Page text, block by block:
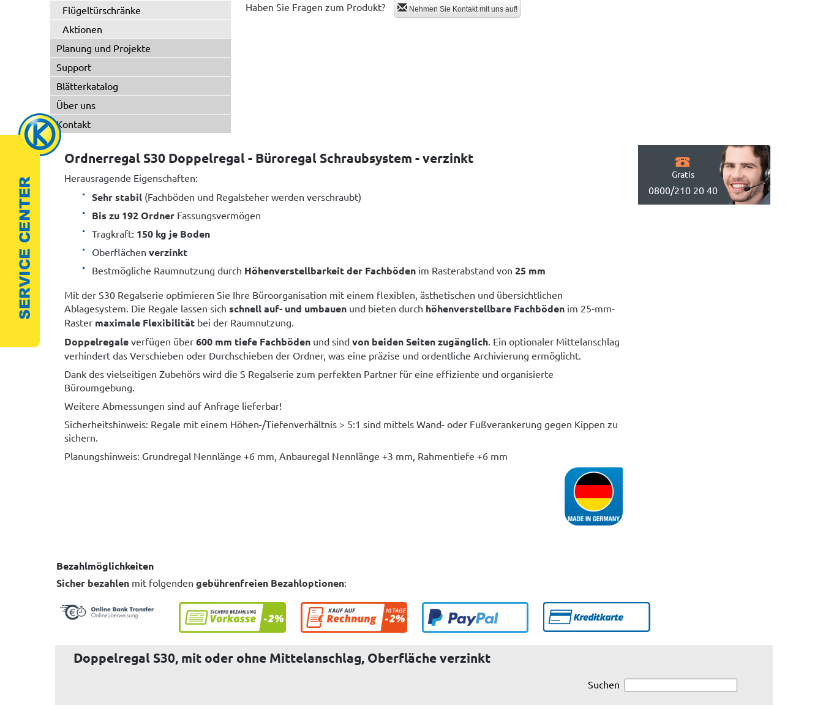
Flügeltürschränke
Aktionen
Planung und Projekte
Support
Blätterkatalog
Über uns
Kontakt
Haben Sie Fragen zum Produkt? Nehmen Sie Kontakt mit uns auf!
Ordnerregal S30 Doppelregal - Büroregal Schraubsystem - verzinkt
Herausragende Eigenschaften:
Sehr stabil(Fachböden und Regalsteher werden verschraubt)
Bis zu 192 OrdnerFassungsvermögen
Tragkraft: 150 kg je Boden
Oberflächen verzinkt
Bestmögliche Raumnutzung durch Höhenverstellbarkeit der Fachbödenim Rasterabstand von 25 mm
Mit der S30 Regalserie optimieren Sie Ihre Büroorganisation mit einem flexiblen, ästhetischen und übersichtlichen
Ablagesystem. Die Regale lassen sich schnell auf- und umbauen und bieten durch höhenverstellbare Fachböden im 25-mm-
Raster maximale Flexibilität bei der Raumnutzung.
Doppelregale verfügen über 600 mm tiefe Fachböden und sind von beiden Seiten zugänglich . Ein optionaler Mittelanschlag
verhindert das Verschieben oder Durchschieben der Ordner, was eine präzise und ordentliche Archivierung ermöglicht.
Dank des vielseitigen Zubehörs wird die S Regalserie zum perfekten Partner für eine effiziente und organisierte
Büroumgebung.
Weitere Abmessungen sind auf Anfrage lieferbar!
Sicherheitshinweis: Regale mit einem Höhen-/Tiefenverhältnis > 5:1 sind mittels Wand- oder Fußverankerung gegen Kippen zu
sichern.
Planungshinweis: Grundregal Nennlänge +6 mm, Anbauregal Nennlänge +3 mm, Rahmentiefe +6 mm
Gratis
0800/210 20 40
Bezahlmöglichkeiten
Sicher bezahlen mit folgenden gebührenfreien Bezahloptionen:
Doppelregal S30, mit oder ohne Mittelanschlag, Oberfläche verzinkt
Suchen